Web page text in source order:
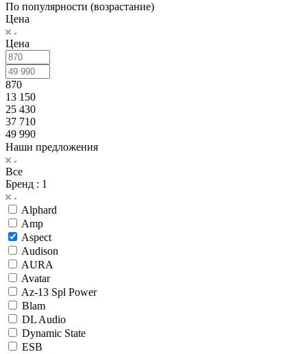
По популярности (возрастание)
Цена
Цена
870
13 150
25 430
37 710
49 990
Наши предложения
Все
Бренд : 1
Alphard
Amp
Aspect
Audison
AURA
Avatar
Az-13 Spl Power
Blam
DL Audio
Dynamic State
ESB